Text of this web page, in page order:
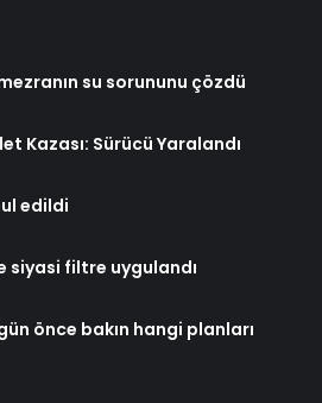
su sorununu çözdü
Kazası: Sürücü Yaralandı
edildi
siyasi filtre uygulandı
önce bakın hangi planları